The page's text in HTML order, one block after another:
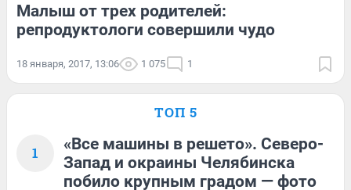
Малыш от трех родителей:
репродуктологи совершили чудо
18 января, 2017, 13:06 1 075 1
ТОП 5
1
«Все машины в решето». Северо-
Запад и окраины Челябинска
побило крупным градом — фото